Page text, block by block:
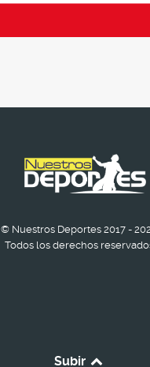
© Nuestros Deportes 2017 -
Todos los derechos
Subir